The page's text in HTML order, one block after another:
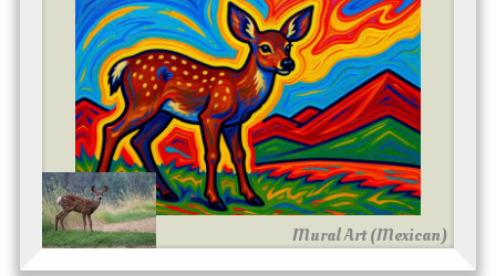
Mural Art (Mexican)